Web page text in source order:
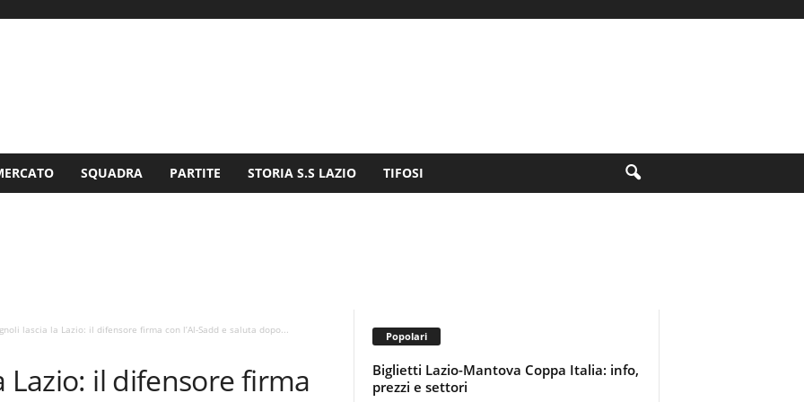
SQUADRA PARTITE STORIA S.S LAZIO TIFOSI
lascia la Lazio: il difensore firma con l’Al-Sadd e saluta dopo...
Lazio: il difensore firma
Popolari
Biglietti Lazio-Mantova Coppa Italia: info,
prezzi e settori